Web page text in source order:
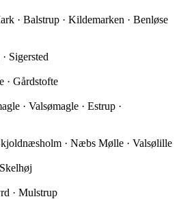
· Balstrup · Kildemarken · Benløse
Sigersted
· Gårdstofte
· Valsømagle · Estrup ·
· Næbs Mølle · Valsølille
· Mulstrup